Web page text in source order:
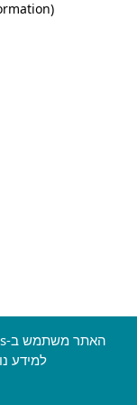
למידע